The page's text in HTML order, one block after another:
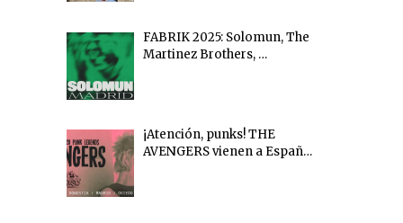
FABRIK 2025: Solomun, The
Martinez Brothers, …
¡Atención, punks! THE
AVENGERS vienen a Españ…